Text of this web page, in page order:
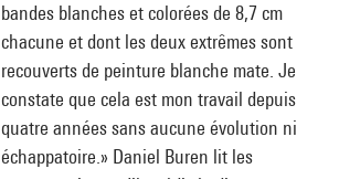
bandes blanches et colorées de 8,7 cm
chacune et dont les deux extrêmes sont
recouverts de peinture blanche mate. Je
constate que cela est mon travail depuis
quatre années sans aucune évolution ni
échappatoire.» Daniel Buren lit les